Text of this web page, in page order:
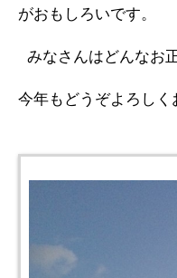
がおもしろいです。
みなさんはどんなお
今年もどうぞよろしく